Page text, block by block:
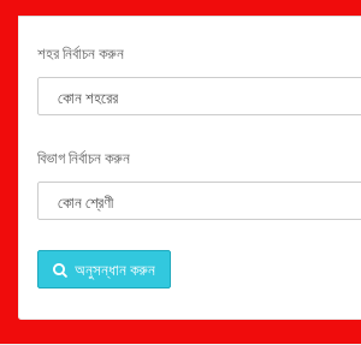
শহর নির্বাচন করুন
বিভাগ নির্বাচন করুন
অনুসন্ধান করুন